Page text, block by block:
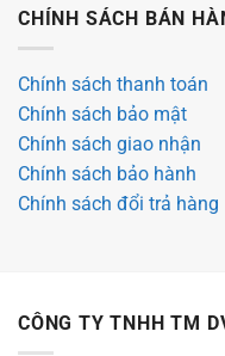
CHÍNH SÁCH BÁN
Chính sách thanh toán
Chính sách bảo mật
Chính sách giao nhận
Chính sách bảo hành
Chính sách đổi trả hàng
CÔNG TY TNHH TM